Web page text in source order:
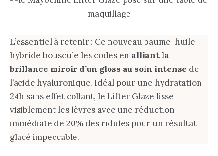
L’essentiel à retenir : Ce nouveau baume-huile
hybride bouscule les codes en alliant la
brillance miroir d’un gloss au soin intense de
l’acide hyaluronique. Idéal pour une hydratation
24h sans effet collant, le Lifter Glaze lisse
visiblement les lèvres avec une réduction
immédiate de 20% des ridules pour un résultat
glacé impeccable.